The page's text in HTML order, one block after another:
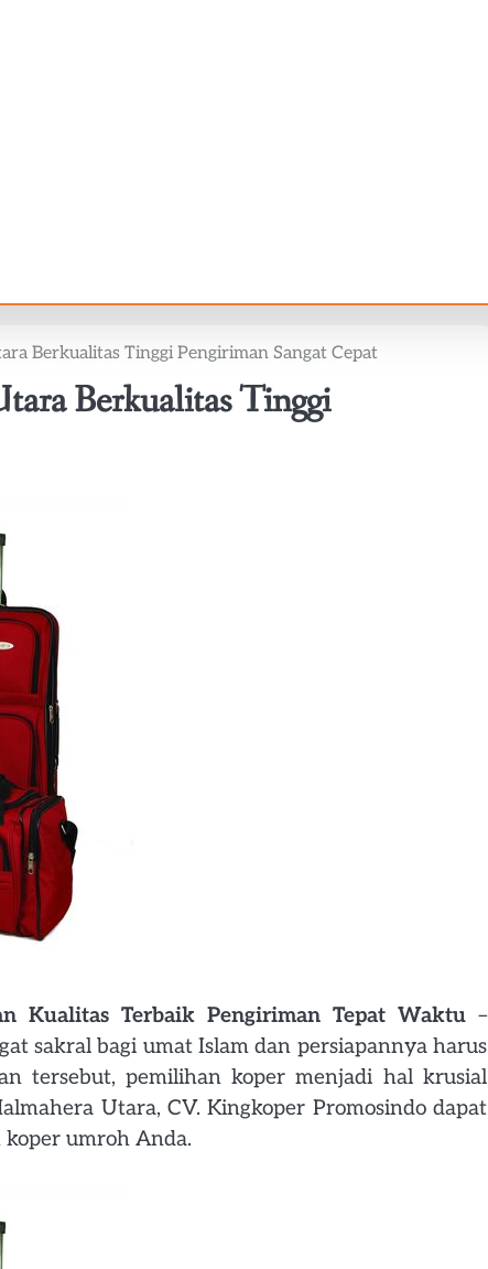
Berkualitas Tinggi Pengiriman Sangat Cepat
Berkualitas Tinggi
Kualitas Terbaik Pengiriman Tepat Waktu–
sakral bagi umat Islam dan persiapannya harus
tersebut, pemilihan koper menjadi hal krusial
Utara, CV. Kingkoper Promosindo dapat
umroh Anda.